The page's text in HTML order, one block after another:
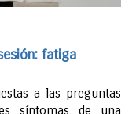
fatiga
a las preguntas
síntomas de una